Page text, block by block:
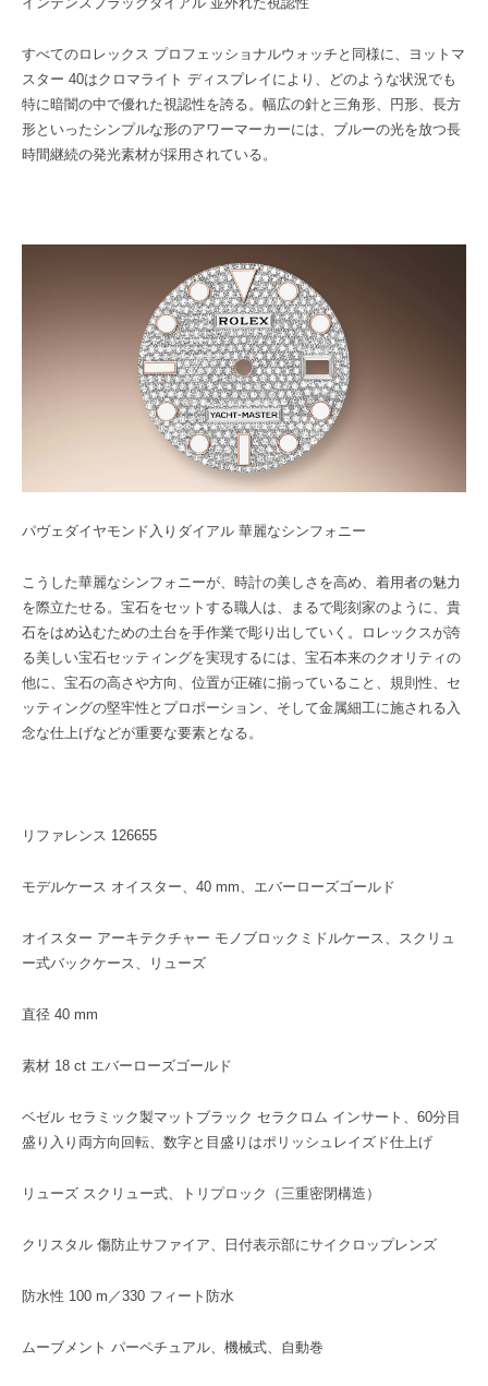
すべてのロレックス プロフェッショナルウォッチと同様に、ヨットマ
スター 40はクロマライト ディスプレイにより、どのような状況でも
特に暗闇の中で優れた視認性を誇る。幅広の針と三角形、円形、長方
形といったシンプルな形のアワーマーカーには、ブルーの光を放つ長
時間継続の発光素材が採用されている。
パヴェダイヤモンド入りダイアル 華麗なシンフォニー
こうした華麗なシンフォニーが、時計の美しさを高め、着用者の魅力
を際立たせる。宝石をセットする職人は、まるで彫刻家のように、貴
石をはめ込むための土台を手作業で彫り出していく。ロレックスが誇
る美しい宝石セッティングを実現するには、宝石本来のクオリティの
他に、宝石の高さや方向、位置が正確に揃っていること、規則性、セ
ッティングの堅牢性とプロポーション、そして金属細工に施される入
念な仕上げなどが重要な要素となる。
リファレンス 126655
モデルケース オイスター、40 mm、エバーローズゴールド
オイスター アーキテクチャー モノブロックミドルケース、スクリュ
ー式バックケース、リューズ
直径 40 mm
素材 18 ct エバーローズゴールド
ベゼル セラミック製マットブラック セラクロム インサート、60分目
盛り入り両方向回転、数字と目盛りはポリッシュレイズド仕上げ
リューズ スクリュー式、トリプロック（三重密閉構造）
クリスタル 傷防止サファイア、日付表示部にサイクロップレンズ
防水性 100 m／330 フィート防水
ムーブメント パーペチュアル、機械式、自動巻